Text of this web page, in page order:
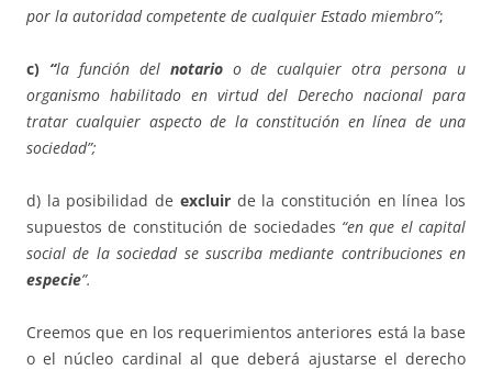
por la autoridad competente de cualquier Estado miembro”;
c) “la función del notarioo de cualquier otra persona u
organismo habilitado en virtud del Derecho nacional para
tratar cualquier aspecto de la constitución en línea de una
sociedad”;
d) la posibilidad de excluirde la constitución en línea los
supuestos de constitución de sociedades “en que el capital
social de la sociedad se suscriba mediante contribuciones en
especie”.
Creemos que en los requerimientos anteriores está la base
o el núcleo cardinal al que deberá ajustarse el derecho